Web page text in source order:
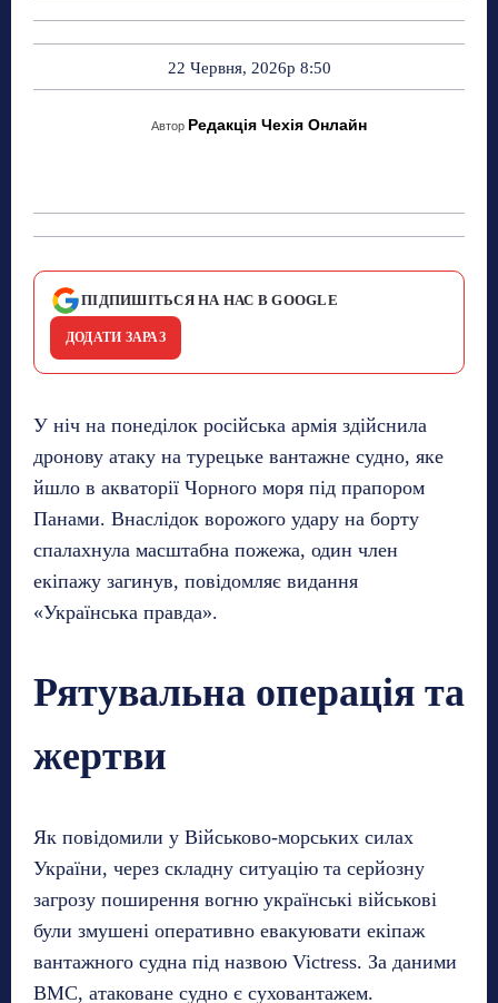
22 Червня, 2026р 8:50
Автор Редакція Чехія Онлайн
ПІДПИШІТЬСЯ НА НАС В GOOGLE
ДОДАТИ ЗАРАЗ
У ніч на понеділок російська армія здійснила
дронову атаку на турецьке вантажне судно, яке
йшло в акваторії Чорного моря під прапором
Панами. Внаслідок ворожого удару на борту
спалахнула масштабна пожежа, один член
екіпажу загинув, повідомляє видання
«Українська правда».
Рятувальна операція та
жертви
Як повідомили у Військово-морських силах
України, через складну ситуацію та серйозну
загрозу поширення вогню українські військові
були змушені оперативно евакуювати екіпаж
вантажного судна під назвою Victress. За даними
ВМС, атаковане судно є суховантажем.